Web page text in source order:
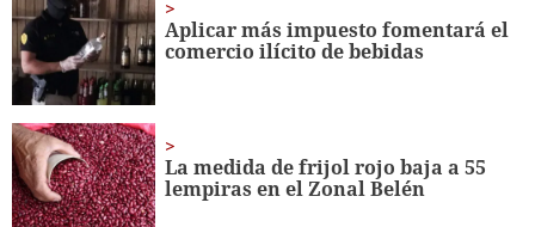
Aplicar más impuesto fomentará el
comercio ilícito de bebidas
La medida de frijol rojo baja a 55
lempiras en el Zonal Belén